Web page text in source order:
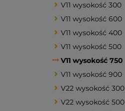
V11 wysokość 300
V11 wysokość 600
V11 wysokość 400
V11 wysokość 500
V11 wysokość 750
V11 wysokość 900
V22 wysokość 300
V22 wysokość 500